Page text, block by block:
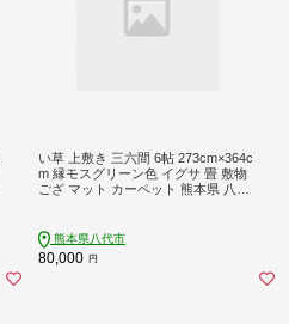
い草 上敷き 三六間 6帖 273cm×364c
m 縁モスグリーン色 イグサ 畳 敷物
ござ マット カーペット 熊本県 八代
熊本県八代市
80,000 円